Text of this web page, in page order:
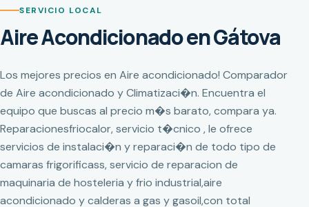
SERVICIO LOCAL
Aire Acondicionado en Gátova
Los mejores precios en Aire acondicionado! Comparador
de Aire acondicionado y Climatizaci�n. Encuentra el
equipo que buscas al precio m�s barato, compara ya.
Reparacionesfriocalor, servicio t�cnico , le ofrece
servicios de instalaci�n y reparaci�n de todo tipo de
camaras frigorificass, servicio de reparacion de
maquinaria de hosteleria y frio industrial,aire
acondicionado y calderas a gas y gasoil,con total